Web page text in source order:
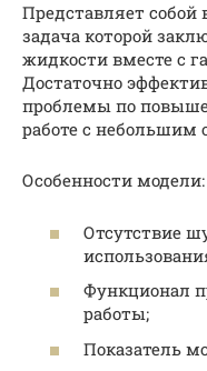
Представляет собой
задача которой
жидкости вместе с
Достаточно
проблемы по
работе с небольшим
Особенности модели:
Отсутствие
Функционал
работы;
Показатель